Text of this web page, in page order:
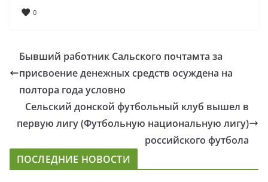
0
Бывший работник Сальского почтамта за
присвоение денежных средств осуждена на
полтора года условно
Сельский донской футбольный клуб вышел в
первую лигу (Футбольную национальную лигу)
российского футбола
ПОСЛЕДНИЕ НОВОСТИ